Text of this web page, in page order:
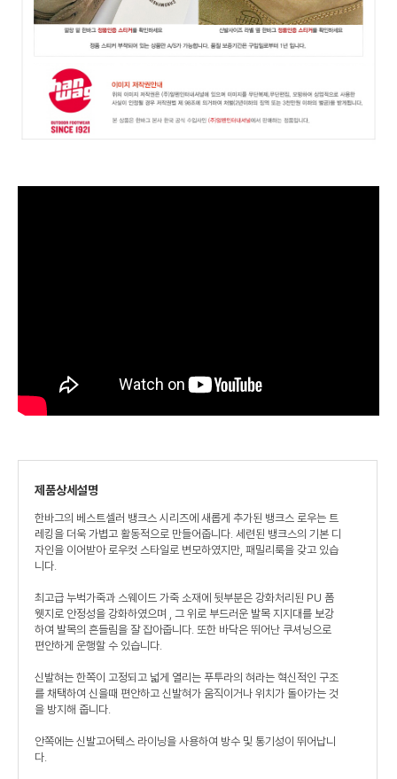
제품상세설명
한바그의 베스트셀러 뱅크스 시리즈에 새롭게 추가된 뱅크스 로우는 트
레킹을 더욱 가볍고 활동적으로 만들어줍니다. 세련된 뱅크스의 기본 디
자인을 이어받아 로우컷 스타일로 변모하였지만, 패밀리룩을 갖고 있습
니다.
최고급 누벅가죽과 스웨이드 가죽 소재에 뒷부분은 강화처리된 PU 폼
웻지로 안정성을 강화하였으며 , 그 위로 부드러운 발목 지지대를 보강
하여 발목의 흔들림을 잘 잡아줍니다. 또한 바닥은 뛰어난 쿠셔닝으로
편안하게 운행할 수 있습니다.
신발혀는 한쪽이 고정되고 넓게 열리는 푸투라의 혀라는 혁신적인 구조
를 채택하여 신을때 편안하고 신발혀가 움직이거나 위치가 돌아가는 것
을 방지해 줍니다.
안쪽에는 신발고어텍스 라이닝을 사용하여 방수 및 통기성이 뛰어납니
다.